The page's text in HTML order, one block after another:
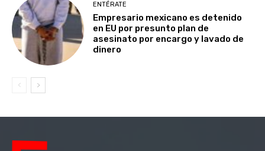
ENTÉRATE
Empresario mexicano es detenido
en EU por presunto plan de
asesinato por encargo y lavado de
dinero